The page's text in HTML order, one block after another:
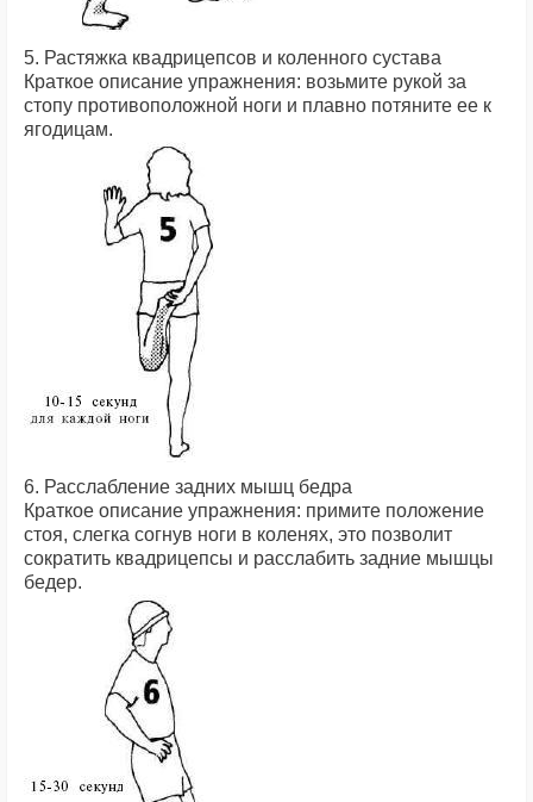
5. Растяжка квадрицепсов и коленного сустава
Краткое описание упражнения: возьмите рукой за
стопу противоположной ноги и плавно потяните ее к
ягодицам.
6. Расслабление задних мышц бедра
Краткое описание упражнения: примите положение
стоя, слегка согнув ноги в коленях, это позволит
сократить квадрицепсы и расслабить задние мышцы
бедер.